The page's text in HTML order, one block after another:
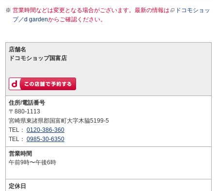
営業時間などは変更となる場合がございます。最新の情報は
ドコモショッ
プ／d gardenからご確認ください。
店舗名
ドコモショップ国富店
住所/電話番号
〒880-1113
宮崎県東諸県郡国富町大字木脇5199-5
TEL： 0120-386-360
TEL： 0985-30-6350
営業時間
午前9時〜午後6時
定休日